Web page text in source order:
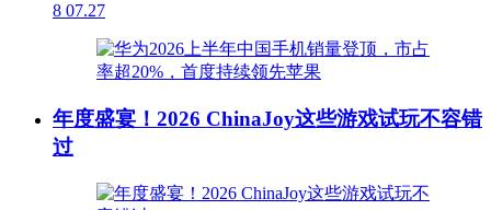
8 07.27
年度盛宴！2026 ChinaJoy这些游戏试玩不容错
过